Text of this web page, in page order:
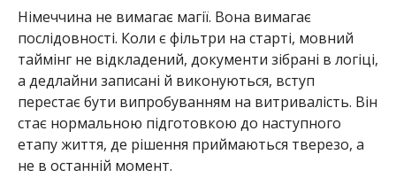
Німеччина не вимагає магії. Вона вимагає
послідовності. Коли є фільтри на старті, мовний
таймінг не відкладений, документи зібрані в логіці,
а дедлайни записані й виконуються, вступ
перестає бути випробуванням на витривалість. Він
стає нормальною підготовкою до наступного
етапу життя, де рішення приймаються тверезо, а
не в останній момент.